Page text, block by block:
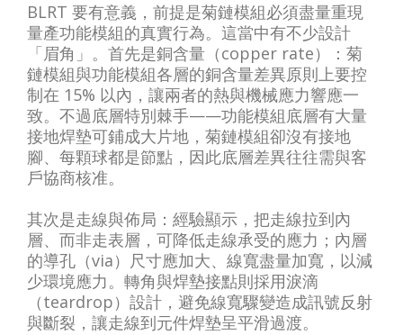
BLRT 要有意義，前提是菊鏈模組必須盡量重現
量產功能模組的真實行為。這當中有不少設計
「眉角」。首先是銅含量（copper rate）：菊
鏈模組與功能模組各層的銅含量差異原則上要控
制在 15% 以內，讓兩者的熱與機械應力響應一
致。不過底層特別棘手——功能模組底層有大量
接地焊墊可鋪成大片地，菊鏈模組卻沒有接地
腳、每顆球都是節點，因此底層差異往往需與客
戶協商核准。
其次是走線與佈局：經驗顯示，把走線拉到內
層、而非走表層，可降低走線承受的應力；內層
的導孔（via）尺寸應加大、線寬盡量加寬，以減
少環境應力。轉角與焊墊接點則採用淚滴
（teardrop）設計，避免線寬驟變造成訊號反射
與斷裂，讓走線到元件焊墊呈平滑過渡。